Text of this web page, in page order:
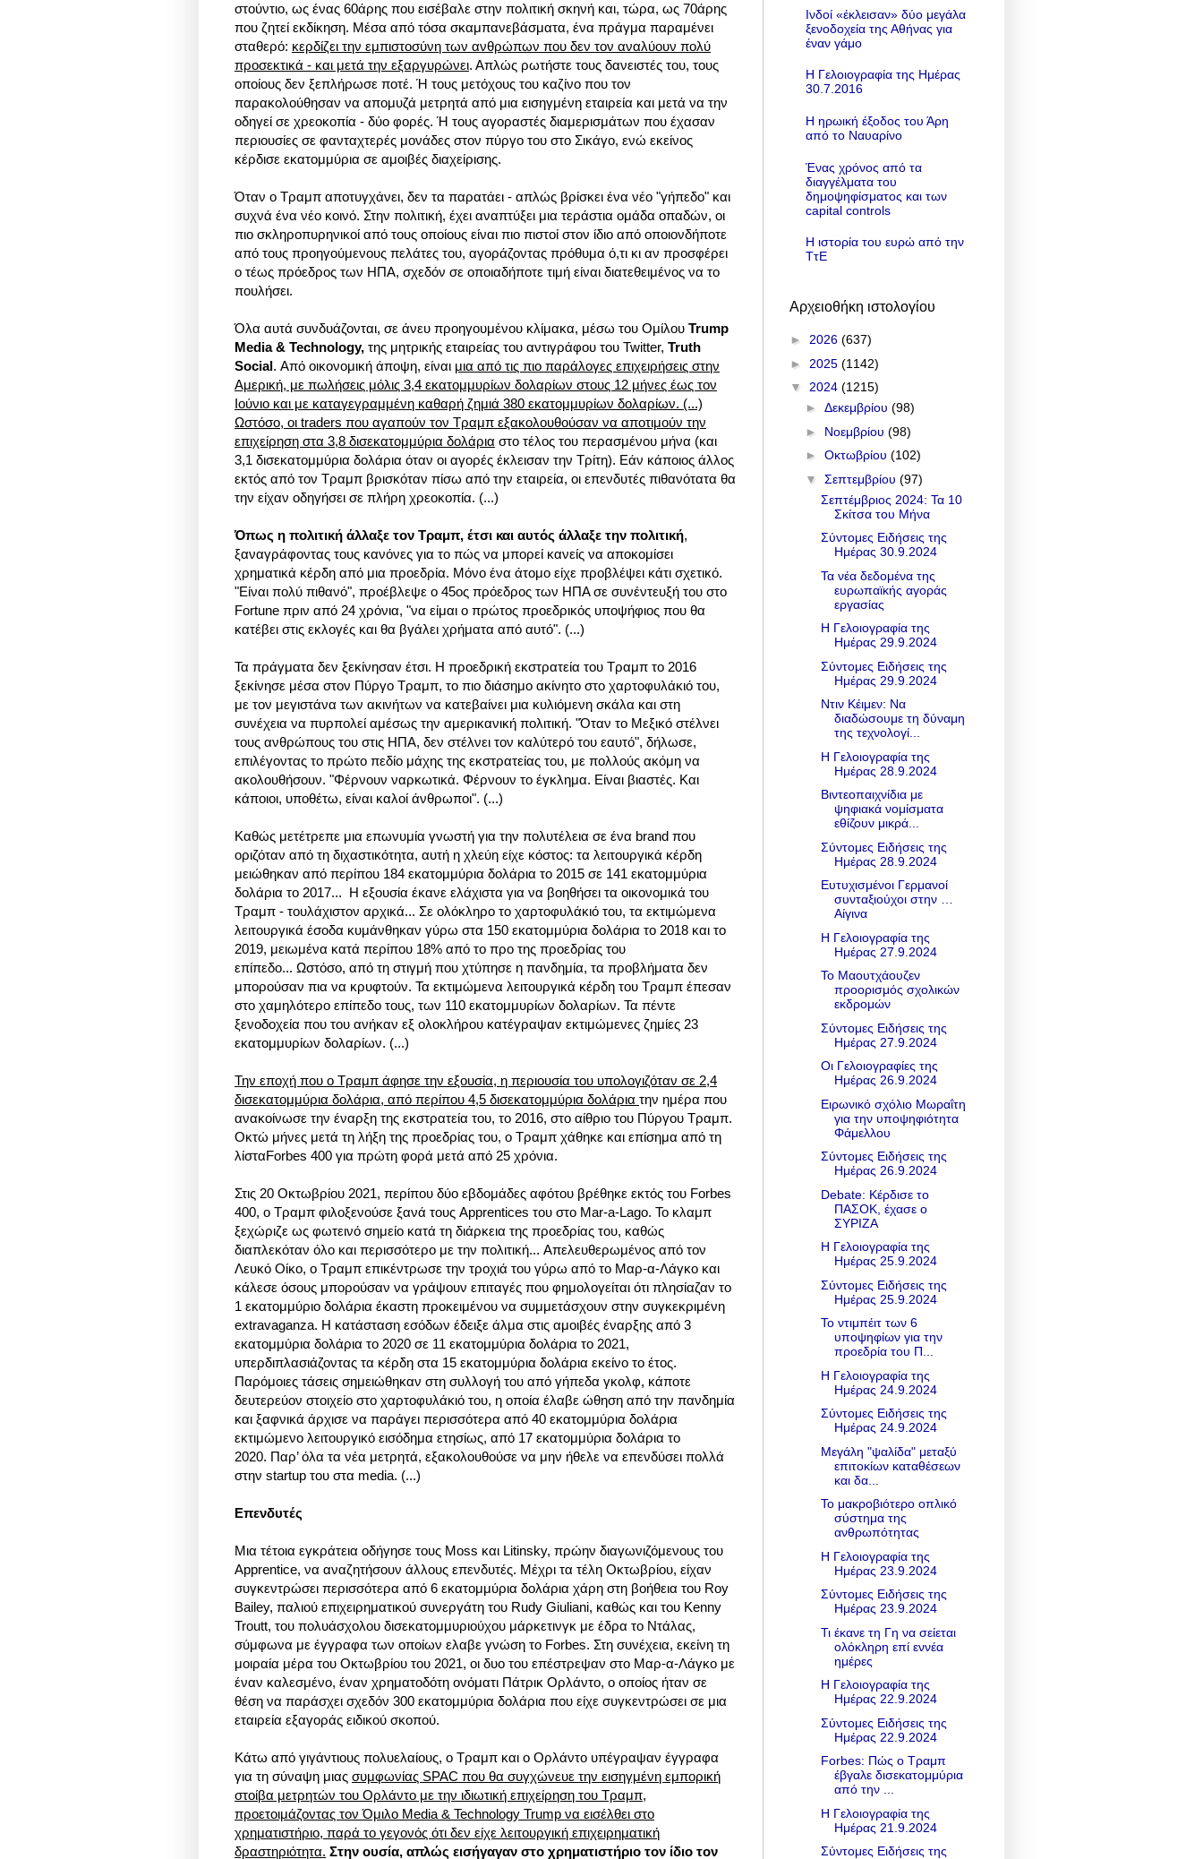
στούντιο, ως ένας 60άρης που εισέβαλε στην πολιτική σκηνή και, τώρα, ως 70άρης
που ζητεί εκδίκηση. Μέσα από τόσα σκαμπανεβάσματα, ένα πράγμα παραμένει
σταθερό: κερδίζει την εμπιστοσύνη των ανθρώπων που δεν τον αναλύουν πολύ
προσεκτικά - και μετά την εξαργυρώνει. Απλώς ρωτήστε τους δανειστές του, τους
οποίους δεν ξεπλήρωσε ποτέ. Ή τους μετόχους του καζίνο που τον
παρακολούθησαν να απομυζά μετρητά από μια εισηγμένη εταιρεία και μετά να την
οδηγεί σε χρεοκοπία - δύο φορές. Ή τους αγοραστές διαμερισμάτων που έχασαν
περιουσίες σε φανταχτερές μονάδες στον πύργο του στο Σικάγο, ενώ εκείνος
κέρδισε εκατομμύρια σε αμοιβές διαχείρισης.
Όταν ο Τραμπ αποτυγχάνει, δεν τα παρατάει - απλώς βρίσκει ένα νέο "γήπεδο" και
συχνά ένα νέο κοινό. Στην πολιτική, έχει αναπτύξει μια τεράστια ομάδα οπαδών, οι
πιο σκληροπυρηνικοί από τους οποίους είναι πιο πιστοί στον ίδιο από οποιονδήποτε
από τους προηγούμενους πελάτες του, αγοράζοντας πρόθυμα ό,τι κι αν προσφέρει
ο τέως πρόεδρος των ΗΠΑ, σχεδόν σε οποιαδήποτε τιμή είναι διατεθειμένος να το
πουλήσει.
Όλα αυτά συνδυάζονται, σε άνευ προηγουμένου κλίμακα, μέσω του Ομίλου Trump
Media & Technology, της μητρικής εταιρείας του αντιγράφου του Twitter, Truth
Social . Από οικονομική άποψη, είναι μια από τις πιο παράλογες επιχειρήσεις στην
Αμερική, με πωλήσεις μόλις 3,4 εκατομμυρίων δολαρίων στους 12 μήνες έως τον
Ιούνιο και με καταγεγραμμένη καθαρή ζημιά 380 εκατομμυρίων δολαρίων. (...)
Ωστόσο, οι traders που αγαπούν τον Τραμπ εξακολουθούσαν να αποτιμούν την
επιχείρηση στα 3,8 δισεκατομμύρια δολάρια στο τέλος του περασμένου μήνα (και
3,1 δισεκατομμύρια δολάρια όταν οι αγορές έκλεισαν την Τρίτη). Εάν κάποιος άλλος
εκτός από τον Τραμπ βρισκόταν πίσω από την εταιρεία, οι επενδυτές πιθανότατα θα
την είχαν οδηγήσει σε πλήρη χρεοκοπία. (...)
Όπως η πολιτική άλλαξε τον Τραμπ, έτσι και αυτός άλλαξε την πολιτική,
ξαναγράφοντας τους κανόνες για το πώς να μπορεί κανείς να αποκομίσει
χρηματικά κέρδη από μια προεδρία. Μόνο ένα άτομο είχε προβλέψει κάτι σχετικό.
"Είναι πολύ πιθανό", προέβλεψε ο 45ος πρόεδρος των ΗΠΑ σε συνέντευξή του στο
Fortune πριν από 24 χρόνια, "να είμαι ο πρώτος προεδρικός υποψήφιος που θα
κατέβει στις εκλογές και θα βγάλει χρήματα από αυτό". (...)
Τα πράγματα δεν ξεκίνησαν έτσι. Η προεδρική εκστρατεία του Τραμπ το 2016
ξεκίνησε μέσα στον Πύργο Τραμπ, το πιο διάσημο ακίνητο στο χαρτοφυλάκιό του,
με τον μεγιστάνα των ακινήτων να κατεβαίνει μια κυλιόμενη σκάλα και στη
συνέχεια να πυρπολεί αμέσως την αμερικανική πολιτική. "Όταν το Μεξικό στέλνει
τους ανθρώπους του στις ΗΠΑ, δεν στέλνει τον καλύτερό του εαυτό", δήλωσε,
επιλέγοντας το πρώτο πεδίο μάχης της εκστρατείας του, με πολλούς ακόμη να
ακολουθήσουν. "Φέρνουν ναρκωτικά. Φέρνουν το έγκλημα. Είναι βιαστές. Και
κάποιοι, υποθέτω, είναι καλοί άνθρωποι". (...)
Καθώς μετέτρεπε μια επωνυμία γνωστή για την πολυτέλεια σε ένα brand που
οριζόταν από τη διχαστικότητα, αυτή η χλεύη είχε κόστος: τα λειτουργικά κέρδη
μειώθηκαν από περίπου 184 εκατομμύρια δολάρια το 2015 σε 141 εκατομμύρια
δολάρια το 2017... Η εξουσία έκανε ελάχιστα για να βοηθήσει τα οικονομικά του
Τραμπ - τουλάχιστον αρχικά... Σε ολόκληρο το χαρτοφυλάκιό του, τα εκτιμώμενα
λειτουργικά έσοδα κυμάνθηκαν γύρω στα 150 εκατομμύρια δολάρια το 2018 και το
2019, μειωμένα κατά περίπου 18% από το προ της προεδρίας του
επίπεδο... Ωστόσο, από τη στιγμή που χτύπησε η πανδημία, τα προβλήματα δεν
μπορούσαν πια να κρυφτούν. Τα εκτιμώμενα λειτουργικά κέρδη του Τραμπ έπεσαν
στο χαμηλότερο επίπεδο τους, των 110 εκατομμυρίων δολαρίων. Τα πέντε
ξενοδοχεία που του ανήκαν εξ ολοκλήρου κατέγραψαν εκτιμώμενες ζημίες 23
εκατομμυρίων δολαρίων. (...)
Την εποχή που ο Τραμπ άφησε την εξουσία, η περιουσία του υπολογιζόταν σε 2,4
δισεκατομμύρια δολάρια, από περίπου 4,5 δισεκατομμύρια δολάρια την ημέρα που
ανακοίνωσε την έναρξη της εκστρατεία του, το 2016, στο αίθριο του Πύργου Τραμπ.
Οκτώ μήνες μετά τη λήξη της προεδρίας του, ο Τραμπ χάθηκε και επίσημα από τη
λίσταForbes 400 για πρώτη φορά μετά από 25 χρόνια.
Στις 20 Οκτωβρίου 2021, περίπου δύο εβδομάδες αφότου βρέθηκε εκτός του Forbes
400, ο Τραμπ φιλοξενούσε ξανά τους Apprentices του στο Mar-a-Lago. Το κλαμπ
ξεχώριζε ως φωτεινό σημείο κατά τη διάρκεια της προεδρίας του, καθώς
διαπλεκόταν όλο και περισσότερο με την πολιτική... Απελευθερωμένος από τον
Λευκό Οίκο, ο Τραμπ επικέντρωσε την τροχιά του γύρω από το Μαρ-α-Λάγκο και
κάλεσε όσους μπορούσαν να γράψουν επιταγές που φημολογείται ότι πλησίαζαν το
1 εκατομμύριο δολάρια έκαστη προκειμένου να συμμετάσχουν στην συγκεκριμένη
extravaganza. Η κατάσταση εσόδων έδειξε άλμα στις αμοιβές έναρξης από 3
εκατομμύρια δολάρια το 2020 σε 11 εκατομμύρια δολάρια το 2021,
υπερδιπλασιάζοντας τα κέρδη στα 15 εκατομμύρια δολάρια εκείνο το έτος.
Παρόμοιες τάσεις σημειώθηκαν στη συλλογή του από γήπεδα γκολφ, κάποτε
δευτερεύον στοιχείο στο χαρτοφυλάκιό του, η οποία έλαβε ώθηση από την πανδημία
και ξαφνικά άρχισε να παράγει περισσότερα από 40 εκατομμύρια δολάρια
εκτιμώμενο λειτουργικό εισόδημα ετησίως, από 17 εκατομμύρια δολάρια το
2020. Παρ’ όλα τα νέα μετρητά, εξακολουθούσε να μην ήθελε να επενδύσει πολλά
στην startup του στα media. (...)
Επενδυτές
Μια τέτοια εγκράτεια οδήγησε τους Moss και Litinsky, πρώην διαγωνιζόμενους του
Apprentice, να αναζητήσουν άλλους επενδυτές. Μέχρι τα τέλη Οκτωβρίου, είχαν
συγκεντρώσει περισσότερα από 6 εκατομμύρια δολάρια χάρη στη βοήθεια του Roy
Bailey, παλιού επιχειρηματικού συνεργάτη του Rudy Giuliani, καθώς και του Kenny
Troutt, του πολυάσχολου δισεκατομμυριούχου μάρκετινγκ με έδρα το Ντάλας,
σύμφωνα με έγγραφα των οποίων ελαβε γνώση το Forbes. Στη συνέχεια, εκείνη τη
μοιραία μέρα του Οκτωβρίου του 2021, οι δυο του επέστρεψαν στο Μαρ-α-Λάγκο με
έναν καλεσμένο, έναν χρηματοδότη ονόματι Πάτρικ Ορλάντο, ο οποίος ήταν σε
θέση να παράσχει σχεδόν 300 εκατομμύρια δολάρια που είχε συγκεντρώσει σε μια
εταιρεία εξαγοράς ειδικού σκοπού.
Κάτω από γιγάντιους πολυελαίους, ο Τραμπ και ο Ορλάντο υπέγραψαν έγγραφα
για τη σύναψη μιας συμφωνίας SPAC που θα συγχώνευε την εισηγμένη εμπορική
στοίβα μετρητών του Ορλάντο με την ιδιωτική επιχείρηση του Τραμπ,
προετοιμάζοντας τον Όμιλο Media & Technology Trump να εισέλθει στο
χρηματιστήριο, παρά το γεγονός ότι δεν είχε λειτουργική επιχειρηματική
δραστηριότητα. Στην ουσία, απλώς εισήγαγαν στο χρηματιστήριο τον ίδιο τον
Ινδοί «έκλεισαν» δύο μεγάλα
ξενοδοχεία της Αθήνας για
έναν γάμο
Η Γελοιογραφία της Ημέρας
30.7.2016
Η ηρωική έξοδος του Άρη
από το Ναυαρίνο
Ένας χρόνος από τα
διαγγέλματα του
δημοψηφίσματος και των
capital controls
Η ιστορία του ευρώ από την
ΤτΕ
Αρχειοθήκη ιστολογίου
► 2026 (637)
► 2025 (1142)
▼ 2024 (1215)
► Δεκεμβρίου (98)
► Νοεμβρίου (98)
► Οκτωβρίου (102)
▼ Σεπτεμβρίου (97)
Σεπτέμβριος 2024: Τα 10
Σκίτσα του Μήνα
Σύντομες Ειδήσεις της
Ημέρας 30.9.2024
Τα νέα δεδομένα της
ευρωπαϊκής αγοράς
εργασίας
Η Γελοιογραφία της
Ημέρας 29.9.2024
Σύντομες Ειδήσεις της
Ημέρας 29.9.2024
Ντιν Κέιμεν: Να
διαδώσουμε τη δύναμη
της τεχνολογί...
Η Γελοιογραφία της
Ημέρας 28.9.2024
Βιντεοπαιχνίδια με
ψηφιακά νομίσματα
εθίζουν μικρά...
Σύντομες Ειδήσεις της
Ημέρας 28.9.2024
Ευτυχισμένοι Γερμανοί
συνταξιούχοι στην …
Αίγινα
Η Γελοιογραφία της
Ημέρας 27.9.2024
Το Μαουτχάουζεν
προορισμός σχολικών
εκδρομών
Σύντομες Ειδήσεις της
Ημέρας 27.9.2024
Οι Γελοιογραφίες της
Ημέρας 26.9.2024
Ειρωνικό σχόλιο Μωραΐτη
για την υποψηφιότητα
Φάμελλου
Σύντομες Ειδήσεις της
Ημέρας 26.9.2024
Debate: Κέρδισε το
ΠΑΣΟΚ, έχασε ο
ΣΥΡΙΖΑ
Η Γελοιογραφία της
Ημέρας 25.9.2024
Σύντομες Ειδήσεις της
Ημέρας 25.9.2024
Το ντιμπέιτ των 6
υποψηφίων για την
προεδρία του Π...
Η Γελοιογραφία της
Ημέρας 24.9.2024
Σύντομες Ειδήσεις της
Ημέρας 24.9.2024
Μεγάλη "ψαλίδα" μεταξύ
επιτοκίων καταθέσεων
και δα...
Το μακροβιότερο οπλικό
σύστημα της
ανθρωπότητας
Η Γελοιογραφία της
Ημέρας 23.9.2024
Σύντομες Ειδήσεις της
Ημέρας 23.9.2024
Τι έκανε τη Γη να σείεται
ολόκληρη επί εννέα
ημέρες
Η Γελοιογραφία της
Ημέρας 22.9.2024
Σύντομες Ειδήσεις της
Ημέρας 22.9.2024
Forbes: Πώς ο Τραμπ
έβγαλε δισεκατομμύρια
από την ...
Η Γελοιογραφία της
Ημέρας 21.9.2024
Σύντομες Ειδήσεις της